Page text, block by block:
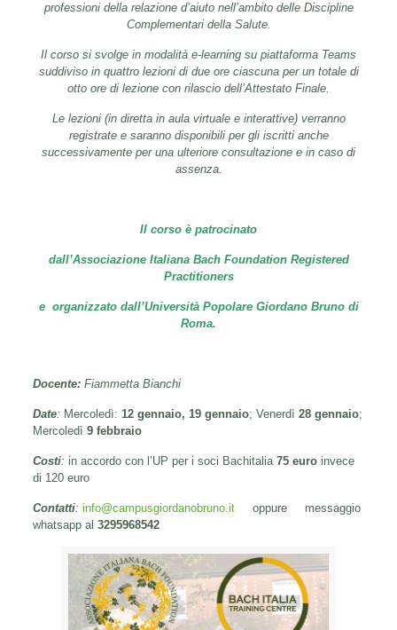
professioni della relazione d’aiuto nell’ambito delle Discipline
Complementari della Salute.
Il corso si svolge in modalità e-learning su piattaforma Teams
suddiviso in quattro lezioni di due ore ciascuna per un totale di
otto ore di lezione con rilascio dell’Attestato Finale.
Le lezioni (in diretta in aula virtuale e interattive) verranno
registrate e saranno disponibili per gli iscritti anche
successivamente per una ulteriore consultazione e in caso di
assenza.
Il corso è patrocinato
dall’Associazione Italiana Bach Foundation Registered
Practitioners
e organizzato dall’Università Popolare Giordano Bruno di
Roma.
Docente: Fiammetta Bianchi
Date: Mercoledì: 12 gennaio, 19 gennaio; Venerdì 28 gennaio;
Mercoledì 9 febbraio
Costi: in accordo con l’UP per i soci Bachitalia 75 euroinvece
di 120 euro
Contatti: info@campusgiordanobruno.itoppure messaggio
whatsapp al 3295968542